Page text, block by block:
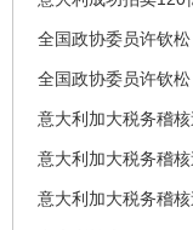
全国政协委员许钦
全国政协委员许钦
意大利加大税务稽
意大利加大税务稽
意大利加大税务稽